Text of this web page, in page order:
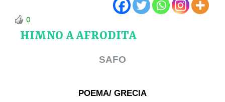
0
HIMNO A AFRODITA
SAFO
POEMA/ GRECIA